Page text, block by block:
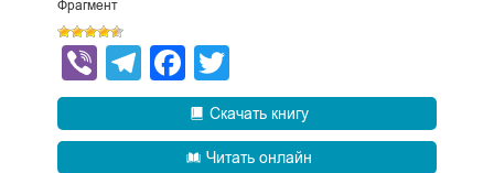
Фрагмент
ViberTelegram
Facebook
Скачать книгу
Читать онлайн